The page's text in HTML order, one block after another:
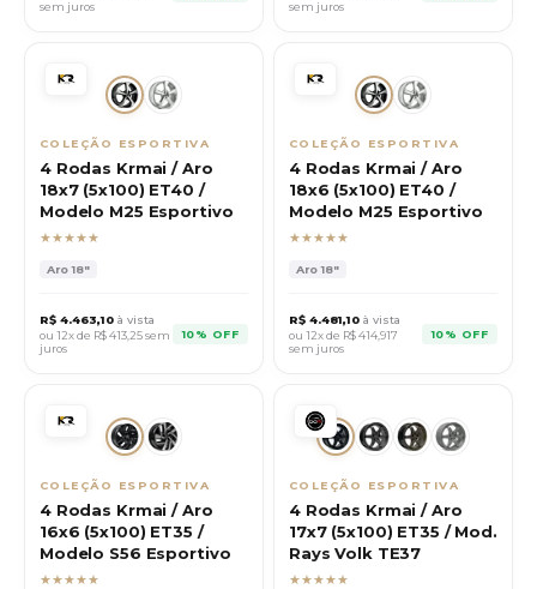
sem juros
sem juros
COLEÇÃO ESPORTIVA
4 Rodas Krmai / Aro
18x7 (5x100) ET40 /
Modelo M25 Esportivo
★★★★★
Aro18"
R$ 4.463,10 à vista
ou 12x de R$413,25sem
juros
10% OFF
COLEÇÃO ESPORTIVA
4 Rodas Krmai / Aro
18x6 (5x100) ET40 /
Modelo M25 Esportivo
★★★★★
Aro18"
R$ 4.481,10 à vista
ou 12x de R$414,917
sem juros
10% OFF
COLEÇÃO ESPORTIVA
4 Rodas Krmai / Aro
16x6 (5x100) ET35 /
Modelo S56 Esportivo
★★★★★
COLEÇÃO ESPORTIVA
4 Rodas Krmai / Aro
17x7 (5x100) ET35 / Mod.
Rays Volk TE37
★★★★★